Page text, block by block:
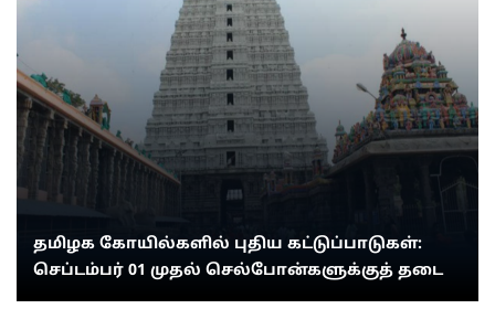
தமிழக கோயில்களில் புதிய கட்டுப்பாடுகள்:
செப்டம்பர் 01 முதல் செல்போன்களுக்குத் தடை